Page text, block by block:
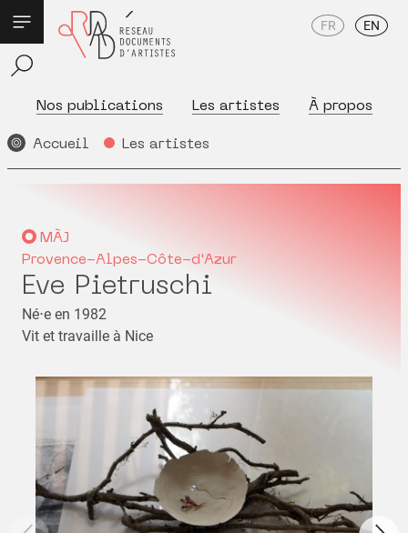
Nos publications Les artistes À propos
FR EN
Accueil Les artistes
MÀJ
Provence-Alpes-Côte-d'Azur
Eve Pietruschi
Né⋅e en 1982
Vit et travaille à Nice